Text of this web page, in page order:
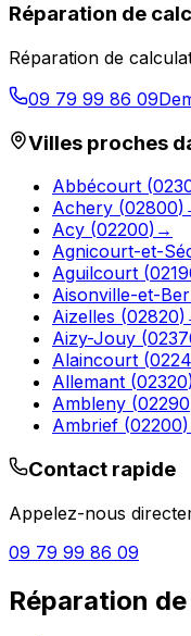
Réparation de
Réparation de
09 79 99 86 09
Villes proches
Abbécourt (
Achery (02800)
Acy (02200) →
Agnicourt-et-
Aguilcourt (
Aisonville-et-
Aizelles (02820)
Aizy-Jouy (
Alaincourt (
Allemant (02320
Ambleny (02290
Ambrief (02200)
Contact rapide
Appelez-nous
09 79 99 86 09
Réparation